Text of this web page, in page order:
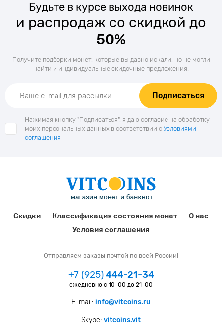
Будьте в курсе выхода новинок
и распродаж со скидкой до
50%
Получите подборки монет, которые вы давно искали, но не могли
найти и индивидуальные скидочные предложения.
Подписаться
Нажимая кнопку "Подписаться", я даю согласие на обработку
моих персональных данных в соответствии с Условиями
соглашения
Скидки Классификация состояния монет
О нас
Условия соглашения
Отправляем заказы почтой по всей России!
+7 (925)444-21-34
ежедневно с 10-00 до 21-00
E-mail: info@vitcoins.ru
Skype: vitcoins.vit